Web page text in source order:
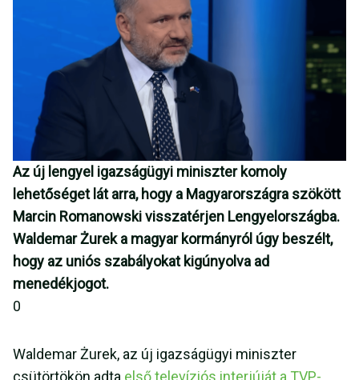
Az új lengyel igazságügyi miniszter komoly
lehetőséget lát arra, hogy a Magyarországra szökött
Marcin Romanowski visszatérjen Lengyelországba.
Waldemar Żurek a magyar kormányról úgy beszélt,
hogy az uniós szabályokat kigúnyolva ad
menedékjogot.
0
Waldemar Żurek, az új igazságügyi miniszter
csütörtökön adta első televíziós interjúját a TVP-